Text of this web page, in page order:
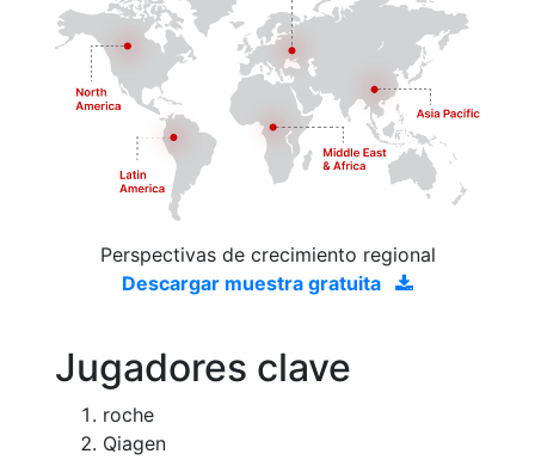
Perspectivas de crecimiento regional
Descargar muestra gratuita
Jugadores clave
roche
Qiagen